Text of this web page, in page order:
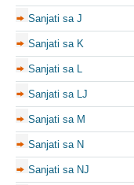
Sanjati sa J
Sanjati sa K
Sanjati sa L
Sanjati sa LJ
Sanjati sa M
Sanjati sa N
Sanjati sa NJ